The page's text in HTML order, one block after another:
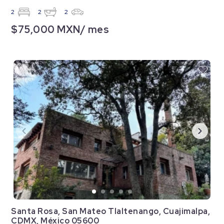
2 2 2
$75,000 MXN/ mes
Santa Rosa, San Mateo Tlaltenango, Cuajimalpa,
CDMX, México 05600